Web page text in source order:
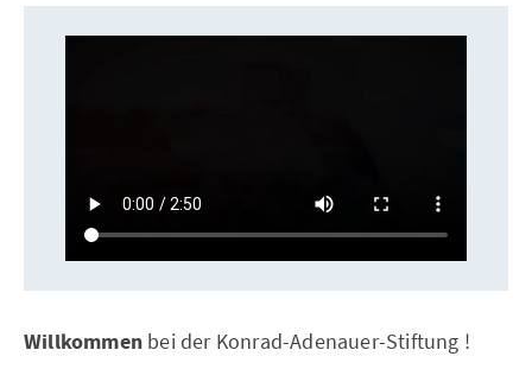
Willkommen bei der Konrad-Adenauer-Stiftung !